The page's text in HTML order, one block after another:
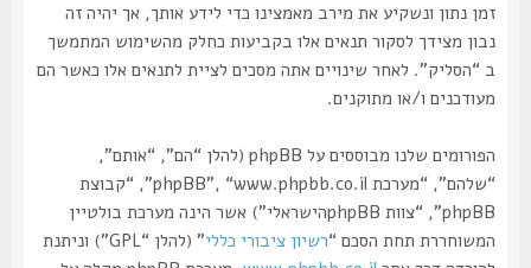
זמן נתון ונשקיע את מירב מאמצינו כדי לידע אותך, אך יהיה זה
נבון מצידך לסקור תנאים אלו בקביעות כחלק מהשימוש המתמשך
ב “הסליק”. לאחר שינויים אתה מסכים לציית לתנאים אלו כאשר הם
מעודכנים ו/או מתוקנים.
הפורומים שלנו מבוססים על phpBB (להלן “הם”, “אותם”,
“שלהם”, “מערכת phpBB”, “www.phpbb.co.il”, “קבוצת
phpBB”, “צוות phpBBהישראלי”) אשר הינה מערכת בולטיין
המשוחררת תחת הסכם “רשיון ציבורי כללי
” (להלן “GPL”) וניתנת